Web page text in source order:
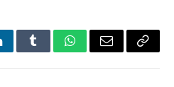
TumblrWhatsApp
Email Copy